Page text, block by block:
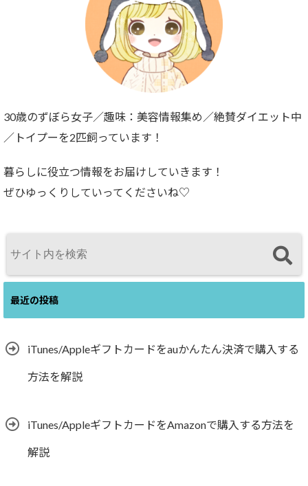
30歳のずぼら女子／趣味：美容情報集め／絶賛ダイエット中
／トイプーを2匹飼っています！
暮らしに役立つ情報をお届けしていきます！
ぜひゆっくりしていってくださいね♡
最近の投稿
iTunes/Appleギフトカードをauかんたん決済で購入する
方法を解説
iTunes/AppleギフトカードをAmazonで購入する方法を
解説